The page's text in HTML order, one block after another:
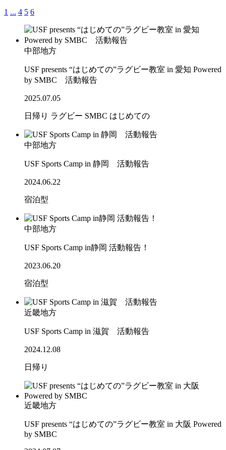
1 ... 4 5 6
中部地方
USF presents “はじめての”ラグビー教室 in 愛知 Powered
by SMBC 活動報告
2025.07.05
日帰り ラグビー SMBC はじめての
中部地方
USF Sports Camp in 静岡 活動報告
2024.06.22
宿泊型
中部地方
USF Sports Camp in静岡 活動報告！
2023.06.20
宿泊型
近畿地方
USF Sports Camp in 滋賀 活動報告
2024.12.08
日帰り
近畿地方
USF presents “はじめての”ラグビー教室 in 大阪 Powered
by SMBC